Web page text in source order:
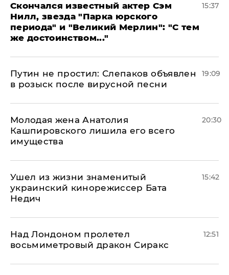
Скончался известный актер Сэм
Нилл, звезда "Парка юрского
периода" и "Великий Мерлин": "С тем
же достоинством..."
15:37
Путин не простил: Слепаков объявлен
в розыск после вирусной песни
19:09
Молодая жена Анатолия
Кашпировского лишила его всего
имущества
20:30
Ушел из жизни знаменитый
украинский кинорежиссер Бата
Недич
15:42
Над Лондоном пролетел
восьмиметровый дракон Сиракс
12:51